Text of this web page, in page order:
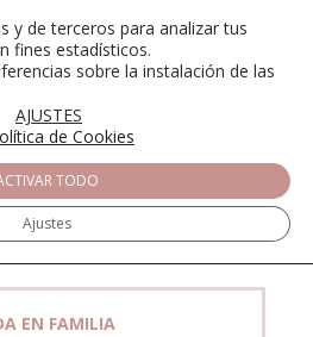
EN FAMILIA
y de terceros para analizar tus
fines estadísticos.
sobre la instalación de las
AJUSTES
de Cookies
TODO
Ajustes